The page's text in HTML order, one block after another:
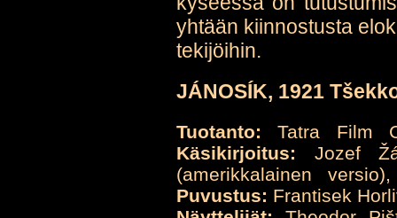
yhtään kiinnostusta
tekijöihin.
JÁNOSÍK, 1921
Tuotanto: Tatra Film
Käsikirjoitus: Jozef
(amerikkalainen
Puvustus: Frantisek